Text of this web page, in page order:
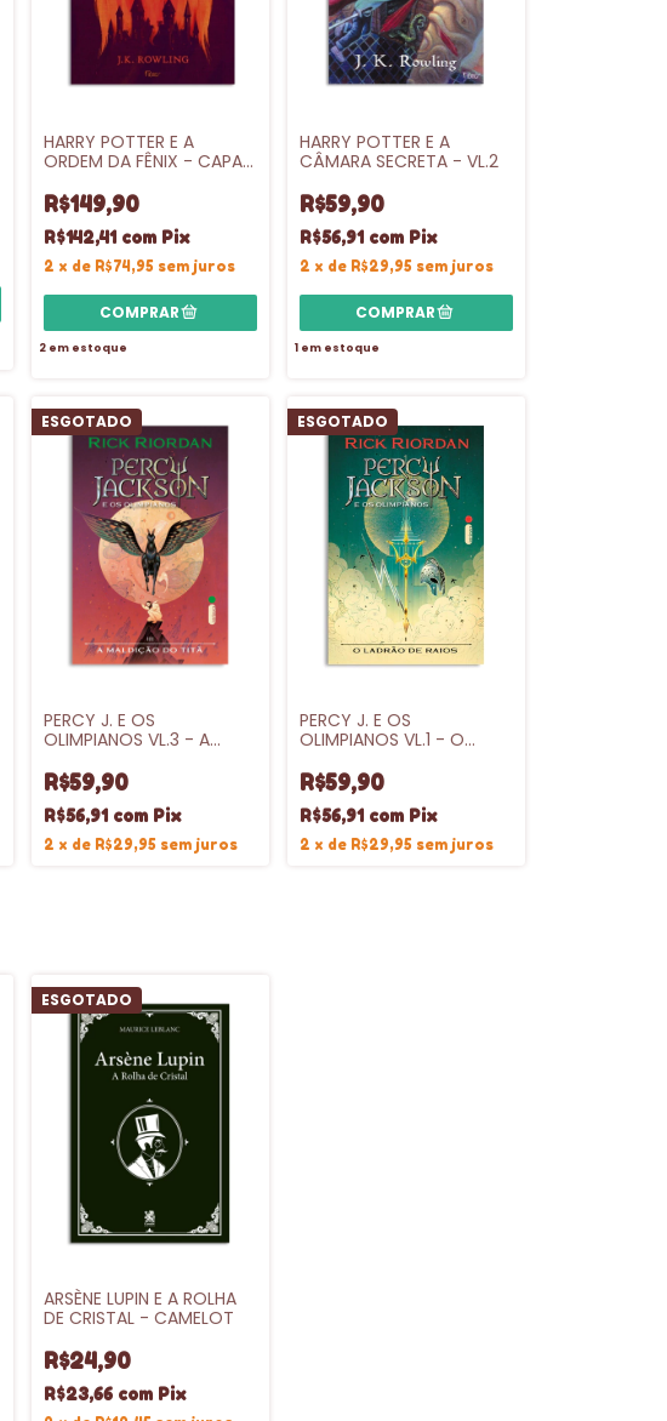
HARRY POTTER E A
ORDEM DA FÊNIX - CAPA
R$149,90
R$142,41 com Pix
2 x de R$74,95 sem juros
2 em estoque
HARRY POTTER E A
CÂMARA SECRETA - VL.2
R$59,90
R$56,91 com Pix
2 x de R$29,95 sem juros
1 em estoque
ESGOTADO
PERCY J. E OS
OLIMPIANOS VL.3 - A
INTRINSECA
R$59,90
R$56,91 com Pix
2 x de R$29,95 sem juros
ESGOTADO
PERCY J. E OS
OLIMPIANOS VL.1 - O
INTRINSECA
R$59,90
R$56,91 com Pix
2 x de R$29,95 sem juros
ESGOTADO
ARSÈNE LUPIN E A ROLHA
DE CRISTAL - CAMELOT
R$24,90
R$23,66 com Pix